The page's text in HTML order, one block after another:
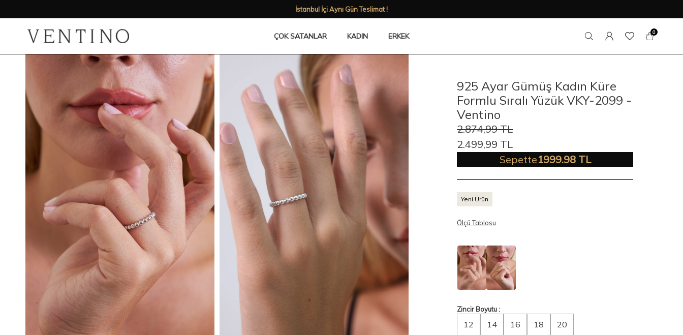
Babalar Gününe özel %50'ye varan indirimler!
ÇOK SATANLAR KADIN ERKEK 0
925 Ayar Gümüş Kadın Küre
Formlu Sıralı Yüzük VKY-2099 -
Ventino
2.874,99TL
2.499,99 TL
Sepette1999.98 TL
Yeni Ürün
Ölçü Tablosu
Zincir Boyutu :
12 14 16 18 20